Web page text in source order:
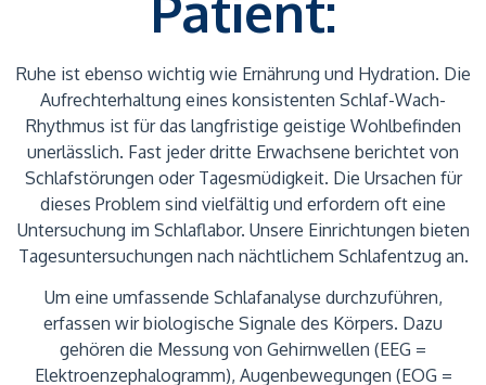
Ruhe ist ebenso wichtig wie Ernährung und Hydration. Die
Aufrechterhaltung eines konsistenten Schlaf-Wach-
Rhythmus ist für das langfristige geistige Wohlbefinden
unerlässlich. Fast jeder dritte Erwachsene berichtet von
Schlafstörungen oder Tagesmüdigkeit. Die Ursachen für
dieses Problem sind vielfältig und erfordern oft eine
Untersuchung im Schlaflabor. Unsere Einrichtungen bieten
Tagesuntersuchungen nach nächtlichem Schlafentzug an.
Um eine umfassende Schlafanalyse durchzuführen,
erfassen wir biologische Signale des Körpers. Dazu
gehören die Messung von Gehirnwellen (EEG =
Elektroenzephalogramm), Augenbewegungen (EOG =